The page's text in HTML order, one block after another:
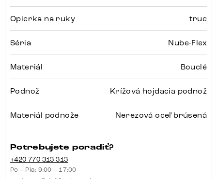
Opierka na ruky true
Séria Nube-Flex
Materiál Bouclé
Podnož Krížová hojdacia podnož
Materiál podnože Nerezová oceľ brúsená
Potrebujete poradiť?
+420 770 313 313
Po – Pia: 9:00 – 17:00